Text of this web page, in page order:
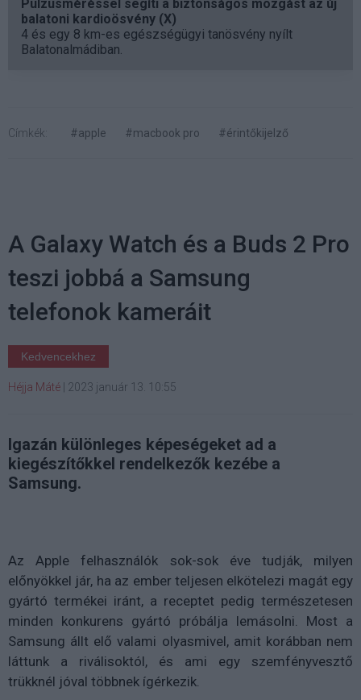
Pulzusméréssel segíti a biztonságos mozgást az új
balatoni kardioösvény (X)
4 és egy 8 km-es egészségügyi tanösvény nyílt
Balatonalmádiban.
Címkék: #apple #macbook pro #érintőkijelző
A Galaxy Watch és a Buds 2 Pro
teszi jobbá a Samsung
telefonok kameráit
Kedvencekhez
Héjja Máté 2023 január 13. 10:55
Igazán különleges képeségeket ad a
kiegészítőkkel rendelkezők kezébe a
Samsung.
Az Apple felhasználók sok-sok éve tudják, milyen
előnyökkel jár, ha az ember teljesen elkötelezi magát egy
gyártó termékei iránt, a receptet pedig természetesen
minden konkurens gyártó próbálja lemásolni. Most a
Samsung állt elő valami olyasmivel, amit korábban nem
láttunk a riválisoktól, és ami egy szemfényvesztő
trükknél jóval többnek ígérkezik.